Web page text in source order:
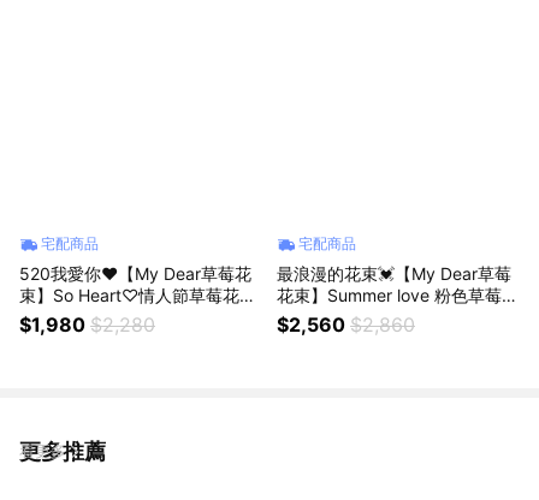
宅配商品
520我愛你❤️【My Dear草莓花
束】So Heart♡情人節草莓花束
小型 獅子座生日禮物
$1,980 $2,280
宅配商品
最浪漫的花束💓【My Dear草莓
花束】Summer love 粉色草莓花
束大型 獅子座生日禮物
$2,560 $2,860
更多推薦
看更多